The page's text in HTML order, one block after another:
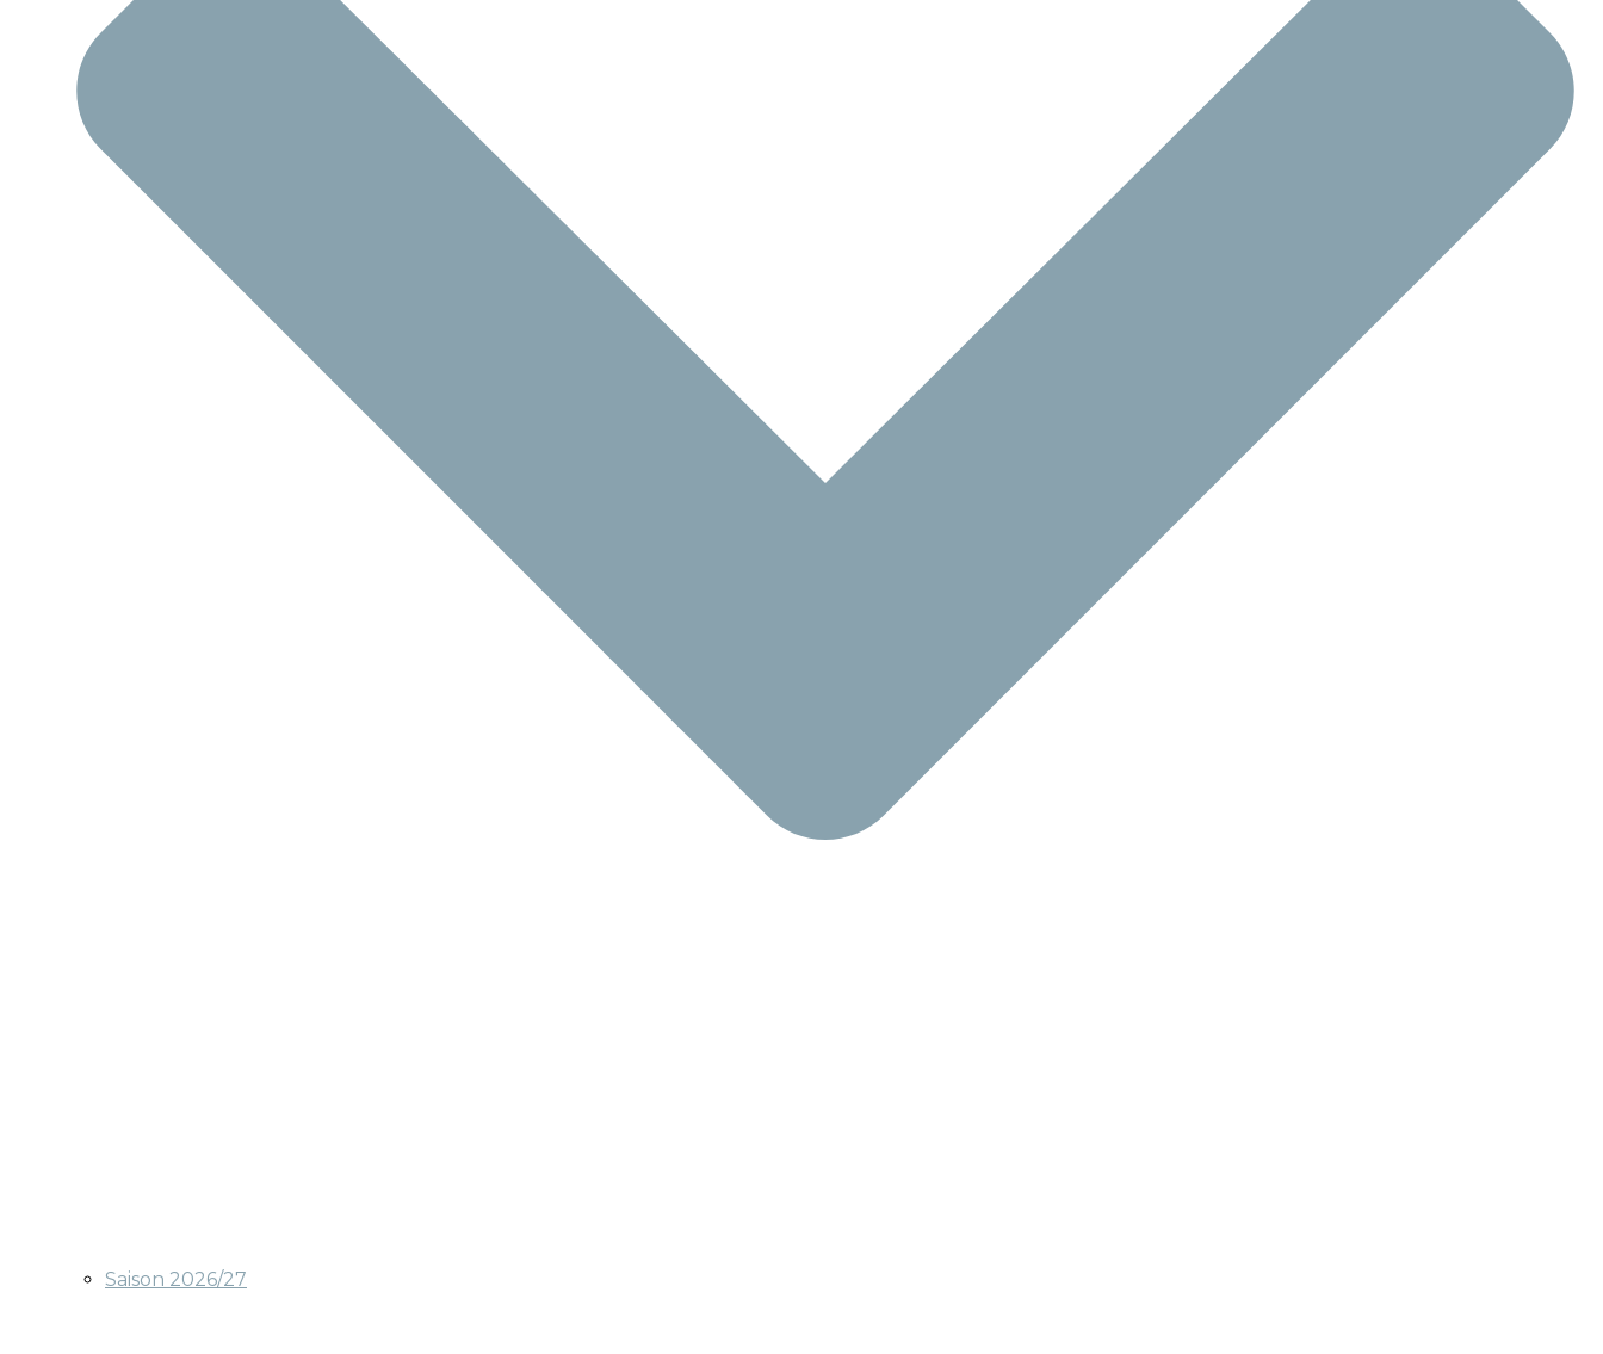
Saison 2026/27